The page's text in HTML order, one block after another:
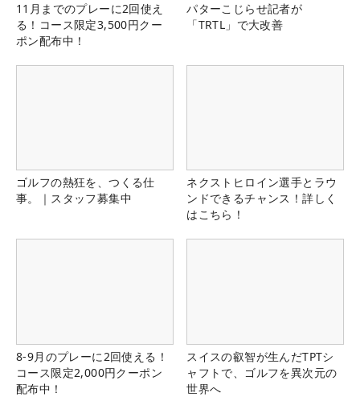
11月までのプレーに2回使え
る！コース限定3,500円クー
ポン配布中！
パターこじらせ記者が
「TRTL」で大改善
ゴルフの熱狂を、つくる仕
事。｜スタッフ募集中
ネクストヒロイン選手とラウ
ンドできるチャンス！詳しく
はこちら！
8-9月のプレーに2回使える！
コース限定2,000円クーポン
配布中！
スイスの叡智が生んだTPTシ
ャフトで、ゴルフを異次元の
世界へ